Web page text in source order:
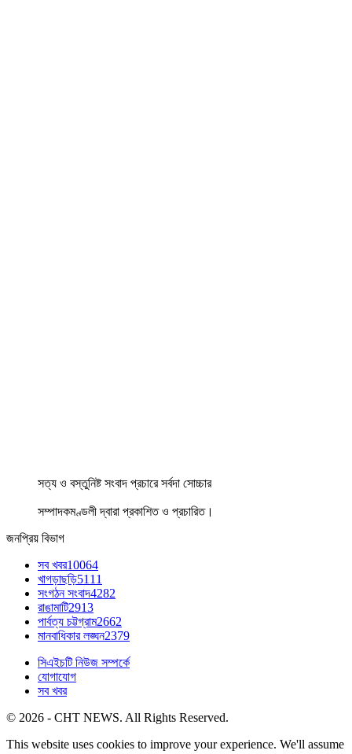
সত্য ও বস্তুনিষ্ট সংবাদ প্রচারে সর্বদা সোচ্চার
সম্পাদকমণ্ডলী দ্বারা প্রকাশিত ও প্রচারিত।
জনপ্রিয় বিভাগ
সব খবর10064
খাগড়াছড়ি5111
সংগঠন সংবাদ4282
রাঙামাটি2913
পার্বত্য চট্টগ্রাম2662
মানবাধিকার লঙ্ঘন2379
সিএইচটি নিউজ সম্পর্কে
যোগাযোগ
সব খবর
© 2026 - CHT NEWS. All Rights Reserved.
This website uses cookies to improve your experience. We'll assume